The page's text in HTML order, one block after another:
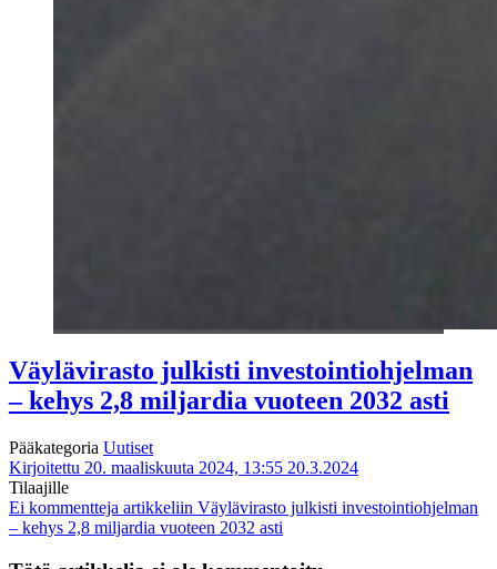
Väylävirasto julkisti investointiohjelman
– kehys 2,8 miljardia vuoteen 2032 asti
Pääkategoria Uutiset
Kirjoitettu 20. maaliskuuta 2024, 13:55 20.3.2024
Tilaajille
Ei kommentteja artikkeliin Väylävirasto julkisti investointiohjelman
– kehys 2,8 miljardia vuoteen 2032 asti